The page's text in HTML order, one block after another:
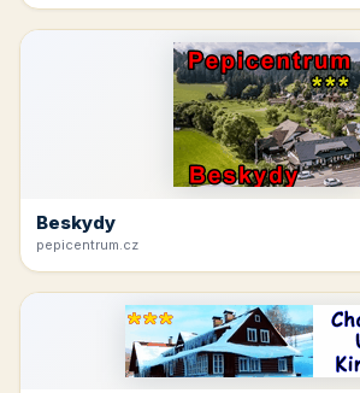
Beskydy
pepicentrum.cz